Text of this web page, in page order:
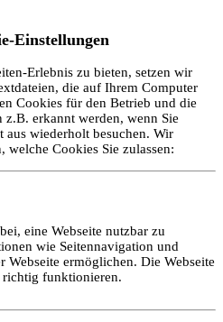
Einstellungen
Erlebnis zu bieten, setzen wir
die auf Ihrem Computer
Cookies für den Betrieb und die
erkannt werden, wenn Sie
aus wiederholt besuchen. Wir
welche Cookies Sie zulassen:
eine Webseite nutzbar zu
wie Seitennavigation und
Webseite ermöglichen. Die Webseite
richtig funktionieren.